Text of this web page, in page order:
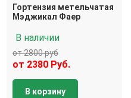
Гортензия метельчатая
Мэджикал Фаер
В наличии
от 2800 руб
от 2380 Руб.
В корзину